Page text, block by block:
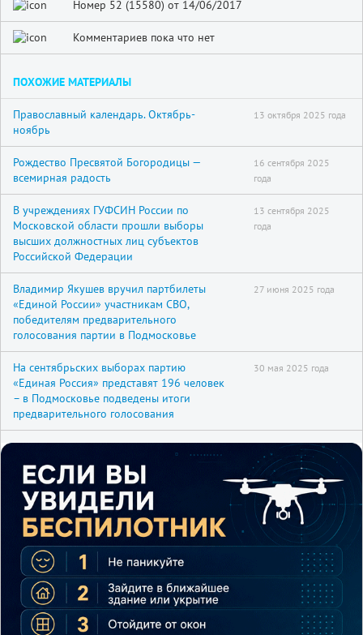
Номер 52 (15580) от 14/06/2017
Комментариев пока что нет
ПОХОЖИЕ МАТЕРИАЛЫ
Православный календарь. Октябрь-
ноябрь
13 октября 2025 года
Рождество Пресвятой Богородицы —
всемирная радость
16 сентября 2025
года
В учреждениях ГУФСИН России по
Московской области прошли выборы
высших должностных лиц субъектов
Российской Федерации
13 сентября 2025
года
Владимир Якушев вручил партбилеты
«Единой России» участникам СВО,
победителям предварительного
голосования партии в Подмосковье
27 июня 2025 года
На сентябрьских выборах партию
«Единая Россия» представят 196 человек
– в Подмосковье подведены итоги
предварительного голосования
30 мая 2025 года